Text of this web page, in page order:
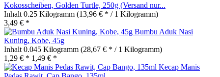
Kokosscheiben, Golden Turtle, 250g (Versand nur...
Inhalt 0.25 Kilogramm (13,96 € * / 1 Kilogramm)
3,49 € *
Bumbu Aduk Nasi
Kuning, Kobe, 45g
Inhalt 0.045 Kilogramm (28,67 € * / 1 Kilogramm)
1,29 € * 1,49 € *
Kecap Manis